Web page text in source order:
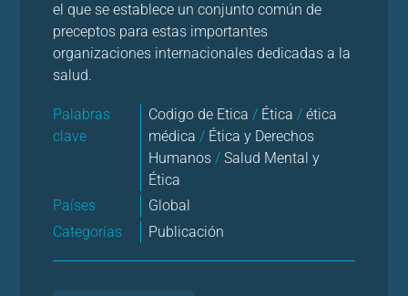
el que se establece un conjunto común de
preceptos para estas importantes
organizaciones internacionales dedicadas a la
salud.
Palabras
clave
Codigo de Etica / Ética / ética
médica / Ética y Derechos
Humanos / Salud Mental y
Ética
Países
Global
Categorías
Publicación